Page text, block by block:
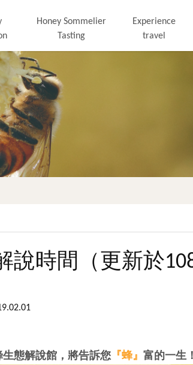
Honey Sommelier
Tasting
Experience
travel
說時間（更新於
生態解說館，將告訴您『蜂』 富的一生